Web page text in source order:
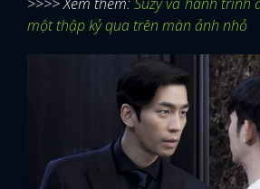
một thập kỷ qua trên màn ảnh nhỏ